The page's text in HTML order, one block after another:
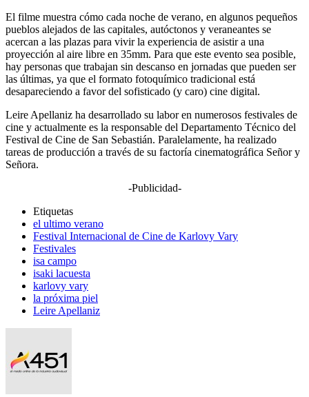
El filme muestra cómo cada noche de verano, en algunos pequeños
pueblos alejados de las capitales, autóctonos y veraneantes se
acercan a las plazas para vivir la experiencia de asistir a una
proyección al aire libre en 35mm. Para que este evento sea posible,
hay personas que trabajan sin descanso en jornadas que pueden ser
las últimas, ya que el formato fotoquímico tradicional está
desapareciendo a favor del sofisticado (y caro) cine digital.
Leire Apellaniz ha desarrollado su labor en numerosos festivales de
cine y actualmente es la responsable del Departamento Técnico del
Festival de Cine de San Sebastián. Paralelamente, ha realizado
tareas de producción a través de su factoría cinematográfica Señor y
Señora.
-Publicidad-
Etiquetas
el ultimo verano
Festival Internacional de Cine de Karlovy Vary
Festivales
isa campo
isaki lacuesta
karlovy vary
la próxima piel
Leire Apellaniz